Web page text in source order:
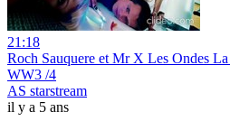
21:18
Roch Sauquere et Mr X Les Ondes
WW3 /4
AS starstream
il y a 5 ans